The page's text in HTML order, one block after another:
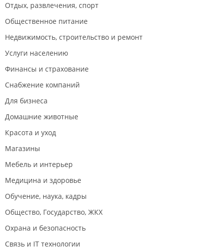
Отдых, развлечения, спорт
Общественное питание
Недвижимость, строительство и ремонт
Услуги населению
Финансы и страхование
Снабжение компаний
Для бизнеса
Домашние животные
Красота и уход
Магазины
Мебель и интерьер
Медицина и здоровье
Обучение, наука, кадры
Общество, Государство, ЖКХ
Охрана и безопасность
Связь и IT технологии